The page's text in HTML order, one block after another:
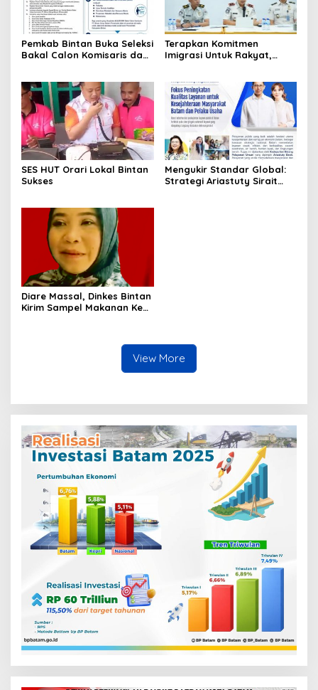
Pemkab Bintan Buka Seleksi
Bakal Calon Komisaris dan
Terapkan Komitmen
Imigrasi Untuk Rakyat,
Penghargaan
SES HUT Orari Lokal Bintan
Sukses
Mengukir Standar Global:
Strategi Ariastuty Sirait
Diare Massal, Dinkes Bintan
Kirim Sampel Makanan Ke
View More